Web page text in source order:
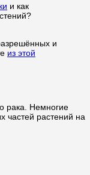
и как
и
из этой
рака. Немногие
частей растений на